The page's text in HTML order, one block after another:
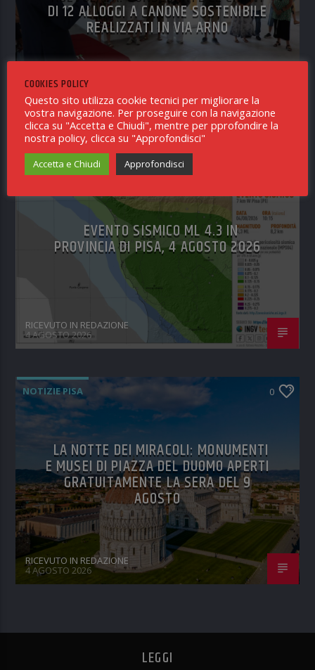
DI 12 ALLOGGI A CANONE SOSTENIBILE
REALIZZATI IN VIA ARNO
RICEVUTO IN REDAZIONE
5 AGOSTO 2026
NOTIZIE PISA
EVENTO SISMICO ML 4.3 IN
PROVINCIA DI PISA, 4 AGOSTO 2026
RICEVUTO IN REDAZIONE
4 AGOSTO 2026
NOTIZIE PISA 0
LA NOTTE DEI MIRACOLI: MONUMENTI
E MUSEI DI PIAZZA DEL DUOMO APERTI
GRATUITAMENTE LA SERA DEL 9
AGOSTO
RICEVUTO IN REDAZIONE
4 AGOSTO 2026
LEGGI
COOKIES POLICY
Questo sito utilizza cookie tecnici per migliorare la
vostra navigazione. Per proseguire con la navigazione
clicca su "Accetta e Chiudi", mentre per pprofondire la
nostra policy, clicca su "Approfondisci"
Accetta e Chiudi Approfondisci